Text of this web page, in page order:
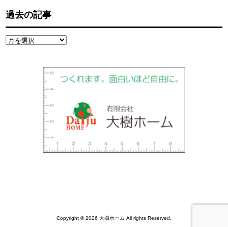
過去の記事
過
Copyright © 2026 大樹ホーム All rights Reserved.